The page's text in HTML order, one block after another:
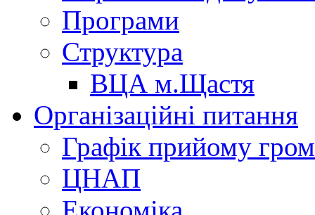
Програми
Структура
ВЦА м.Щастя
Організаційні питання
Графік прийому
ЦНАП